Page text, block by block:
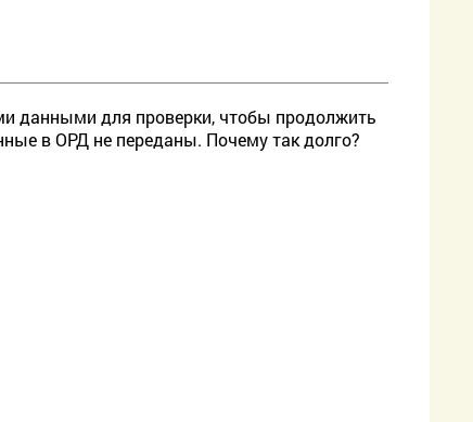
данными для проверки, чтобы продолжить
в ОРД не переданы. Почему так долго?